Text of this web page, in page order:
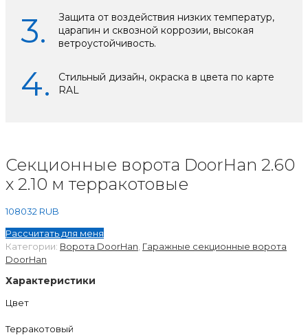
Защита от воздействия низких температур,
царапин и сквозной коррозии, высокая
ветроустойчивость.
Стильный дизайн, окраска в цвета по карте
RAL
Секционные ворота DoorHan 2.60
х 2.10 м терракотовые
108032 RUB
Рассчитать для меня
Категории: Ворота DoorHan Гаражные секционные ворота
DoorHan
Характеристики
Цвет
Терракотовый